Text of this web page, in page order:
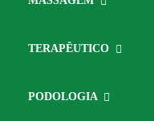
TERAPÊUTICO
PODOLOGIA